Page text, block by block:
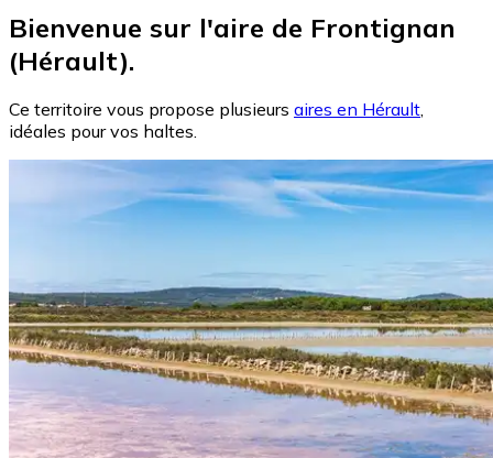
Bienvenue sur l'aire de Frontignan
(Hérault).
Ce territoire vous propose plusieurs aires en Hérault,
idéales pour vos haltes.